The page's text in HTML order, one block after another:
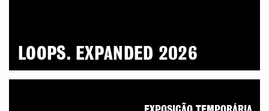
LOOPS. EXPANDED 2026